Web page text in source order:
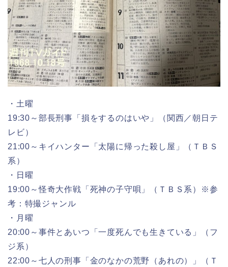
・土曜
19:30～部長刑事「損をするのはいや」（関西／朝日テ
レビ）
21:00～キイハンター「太陽に帰った殺し屋」（ＴＢＳ
系）
・日曜
19:00～怪奇大作戦「死神の子守唄」（ＴＢＳ系）※参
考：特撮ジャンル
・月曜
20:00～事件とあいつ「一度死んでも生きている」（フ
ジ系）
22:00～七人の刑事「金のなかの荒野（あれの）」（Ｔ